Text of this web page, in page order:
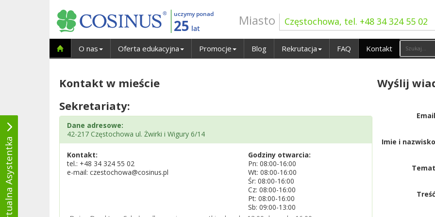
uczymy ponad
25 lat
Miasto Częstochowa, tel. +48 34 324 55 02
O nas Oferta edukacyjna Promocje Blog Rekrutacja FAQ Kontakt
Kontakt w mieście
Sekretariaty:
Dane adresowe:
42-217 Częstochowa ul. Żwirki i Wigury 6/14
Kontakt:
tel.: +48 34 324 55 02
e-mail: czestochowa@cosinus.pl
Godziny otwarcia:
Pn: 08:00-16:00
Wt: 08:00-16:00
Śr: 08:00-16:00
Cz: 08:00-16:00
Pt: 08:00-16:00
Sb: 09:00-13:00
Wyślij
Imie i
Wirtualna Asystentka